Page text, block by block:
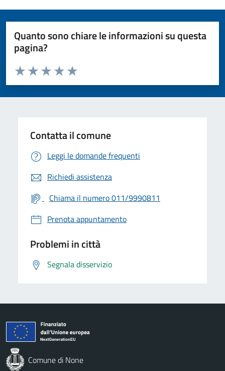
Quanto sono chiare le informazioni su questa
pagina?
Valuta da 1 a 5 stelle la pagina
Valuta 5 stelle su 5
Valuta 4 stelle su 5
Valuta 3 stelle su 5
Valuta 2 stelle su 5
Valuta 1 stelle su 5
Contatta il comune
Leggi le domande frequenti
Richiedi assistenza
Chiama il numero 011/9990811
Prenota appuntamento
Problemi in città
Segnala disservizio
Comune di None